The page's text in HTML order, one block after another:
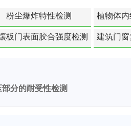
粉尘爆炸特性检测
植物体
板门表面胶合强度检测
建筑门
分的耐受性检测